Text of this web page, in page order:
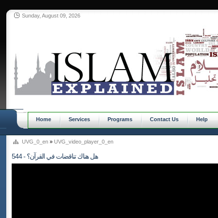
Sunday, August 09, 2026
Home Services Programs Contact Us Help
UVG_0_en » UVG_video_player_0_en
544 - هل هناك تناقضات في القرآن؟